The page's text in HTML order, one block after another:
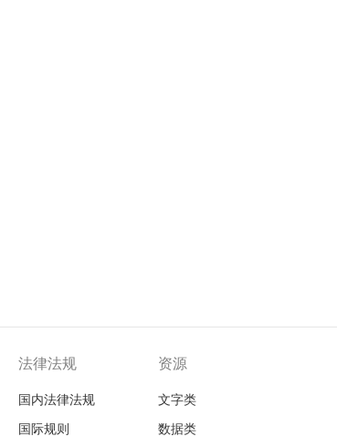
法律法规
国内法律法规
国际规则
资源
文字类
数据类